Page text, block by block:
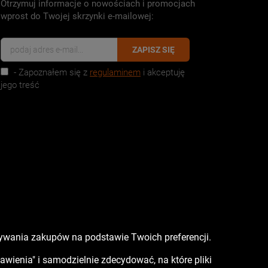
Otrzymuj informacje o nowościach i promocjach
wprost do Twojej skrzynki e-mailowej:
ZAPISZ SIĘ
- Zapoznałem się z regulaminem i akceptuję
jego treść
zakupów na podstawie Twoich preferencji.
i samodzielnie zdecydować, na które pliki